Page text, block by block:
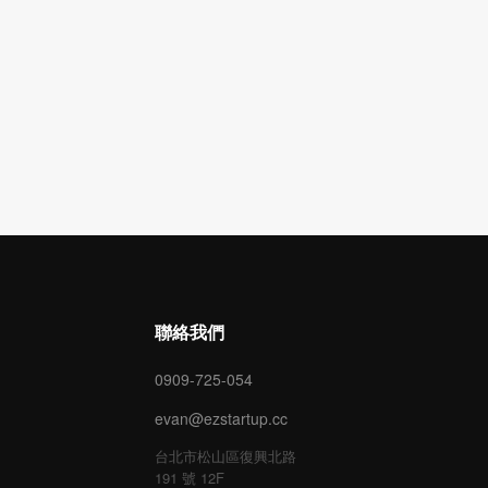
聯絡我們
0909-725-054
evan@ezstartup.cc
台北市松山區復興北路
191 號 12F